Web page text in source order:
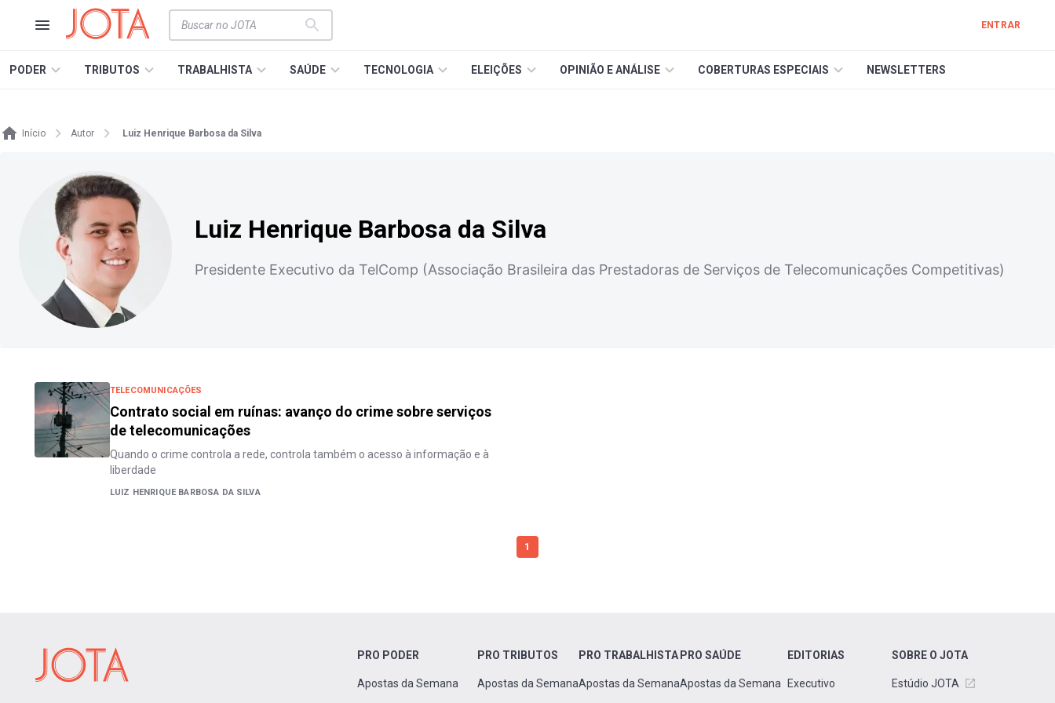
ENTRAR
PODER TRIBUTOS TRABALHISTA SAÚDE TECNOLOGIA ELEIÇÕES OPINIÃO E ANÁLISE COBERTURAS ESPECIAIS NEWSLETTERS
Início Autor Luiz Henrique Barbosa da Silva
Luiz Henrique Barbosa da Silva
Presidente Executivo da TelComp (Associação Brasileira das Prestadoras de Serviços de Telecomunicações Competitivas)
TELECOMUNICAÇÕES
Contrato social em ruínas: avanço do crime sobre serviços
de telecomunicações
Quando o crime controla a rede, controla também o acesso à informação e à
liberdade
LUIZ HENRIQUE BARBOSA DA SILVA
1
PRO PODER
Apostas da Semana
PRO TRIBUTOS
Apostas da Semana
PRO TRABALHISTA
Apostas da Semana
PRO SAÚDE
Apostas da Semana
EDITORIAS
Executivo
SOBRE O JOTA
Estúdio JOTA